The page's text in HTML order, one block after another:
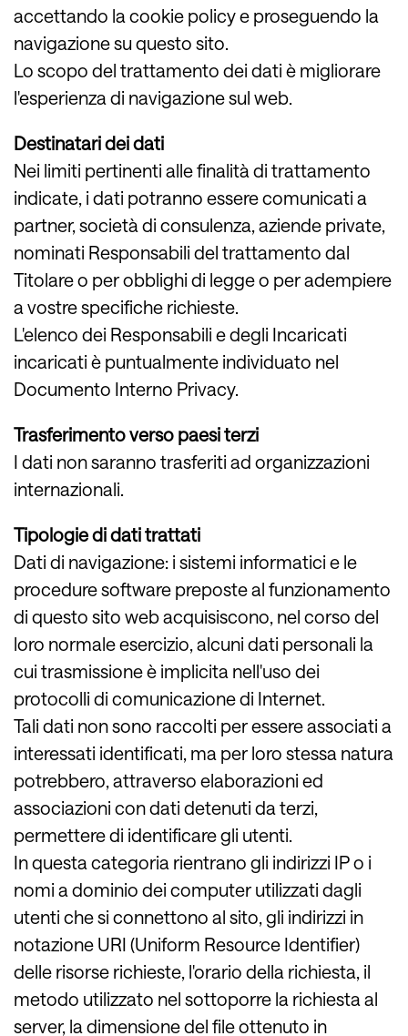
accettando la cookie policy e proseguendo la
navigazione su questo sito.
Lo scopo del trattamento dei dati è migliorare
l'esperienza di navigazione sul web.
Destinatari dei dati
Nei limiti pertinenti alle finalità di trattamento
indicate, i dati potranno essere comunicati a
partner, società di consulenza, aziende private,
nominati Responsabili del trattamento dal
Titolare o per obblighi di legge o per adempiere
a vostre specifiche richieste.
L'elenco dei Responsabili e degli Incaricati
incaricati è puntualmente individuato nel
Documento Interno Privacy.
Trasferimento verso paesi terzi
I dati non saranno trasferiti ad organizzazioni
internazionali.
Tipologie di dati trattati
Dati di navigazione: i sistemi informatici e le
procedure software preposte al funzionamento
di questo sito web acquisiscono, nel corso del
loro normale esercizio, alcuni dati personali la
cui trasmissione è implicita nell'uso dei
protocolli di comunicazione di Internet.
Tali dati non sono raccolti per essere associati a
interessati identificati, ma per loro stessa natura
potrebbero, attraverso elaborazioni ed
associazioni con dati detenuti da terzi,
permettere di identificare gli utenti.
In questa categoria rientrano gli indirizzi IP o i
nomi a dominio dei computer utilizzati dagli
utenti che si connettono al sito, gli indirizzi in
notazione URI (Uniform Resource Identifier)
delle risorse richieste, l'orario della richiesta, il
metodo utilizzato nel sottoporre la richiesta al
server, la dimensione del file ottenuto in